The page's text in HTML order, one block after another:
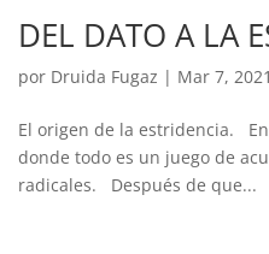
DEL DATO A LA
por Druida Fugaz | Mar 7, 2021
El origen de la estridencia.
donde todo es un juego de
radicales. Después de que...